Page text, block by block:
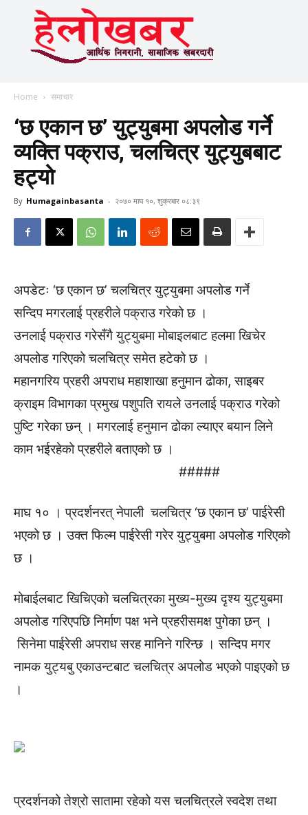
Home समाचार
‘छ एकान छ’ युट्युबमा अपलोड गर्ने
व्यक्ति पक्राउ, चलचित्र युट्युबबाट
हट्यो
By Humagainbasanta - २०७० माघ १०, शुक्रबार ०८:३९
अपडेटः ‘छ एकान छ’ चलचित्र युट्युबमा अपलोड गर्ने
सन्दिप मगरलाई प्रहरीले पक्राउ गरेको छ ।
उनलाई पक्राउ गरेसँगै युट्युबमा मोबाइलबाट हलमा खिचेर
अपलोड गरिएको चलचित्र समेत हटेको छ ।
महानगरिय प्रहरी अपराध महाशाखा हनुमान ढोका, साइबर
क्राइम विभागका प्रमुख पशुपति रायले उनलाई पक्राउ गरेको
पुष्टि गरेका छन् । मगरलाई हनुमान ढोका ल्याएर बयान लिने
काम भईरहेको प्रहरीले बताएको छ ।
#####
माघ १० । प्रदर्शनरत् नेपाली चलचित्र ‘छ एकान छ’ पाईरेसी
भएको छ । उक्त फिल्म पाईरेसी गरेर युट्युबमा अपलोड गरिएको
छ ।
मोबाईलबाट खिचिएको चलचित्रका मुख्य-मुख्य दृश्य युट्युबमा
अपलोड गरिएपछि निर्माण पक्ष भने प्रहरीसमक्ष पुगेका छन् ।
सिनेमा पाईरेसी अपराध सरह मानिने गरिन्छ । सन्दिप मगर
नामक युट्यबु एकाउन्टबाट चलचित्र अपलोड भएको पाइएको छ
।
प्रदर्शनको तेश्रो सातामा रहेको यस चलचित्रले स्वदेश तथा